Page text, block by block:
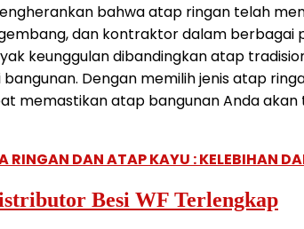
bahwa atap ringan telah
dan kontraktor dalam berbagai
keunggulan dibandingkan atap
Dengan memilih jenis atap
memastikan atap bangunan Anda akan
RINGAN DAN ATAP KAYU : KELEBIHAN
Besi WF Terlengkap